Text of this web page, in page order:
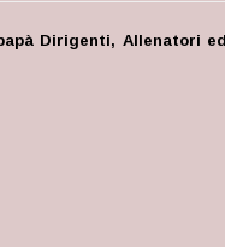
Dirigenti, Allenatori